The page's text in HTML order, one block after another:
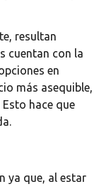
resultan
cuentan con la
en
más asequible,
hace que
ya que, al estar